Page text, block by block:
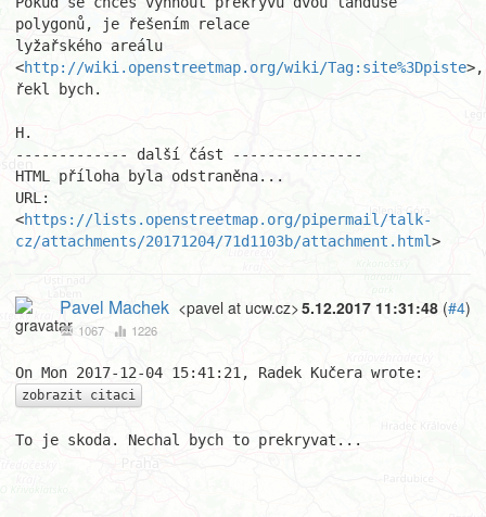
polygonů, je řešením relace
lyžařského areálu
<http://wiki.openstreetmap.org/wiki/Tag:site%3Dpiste>,
řekl bych.
H.
------------- další část ---------------
HTML příloha byla odstraněna...
URL:
<https://lists.openstreetmap.org/pipermail/talk-
cz/attachments/20171204/71d1103b/attachment.html>
5.12.2017 11:31:48 (#4)
Pavel Machek <pavel at ucw.cz>
1067 1226
zobrazit citaci
To je skoda. Nechal bych to prekryvat...